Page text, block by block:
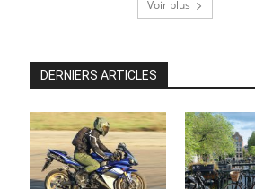
Voir plus
DERNIERS ARTICLES